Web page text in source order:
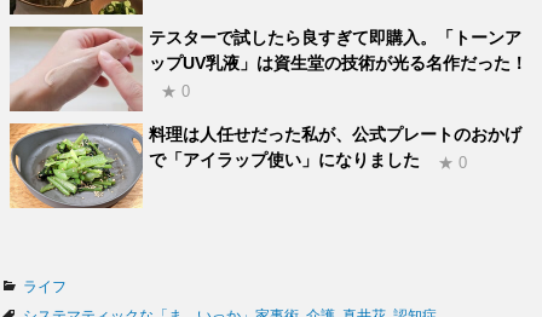
テスターで試したら良すぎて即購入。「トーンア
ップUV乳液」は資生堂の技術が光る名作だった！
★ 0
料理は人任せだった私が、公式プレートのおかげ
で「アイラップ使い」になりました
★ 0
カ
テ
ライフ